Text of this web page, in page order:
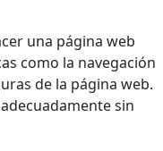
una página web
como la navegación
de la página web.
sin